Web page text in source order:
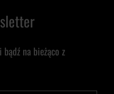
na bieżąco z